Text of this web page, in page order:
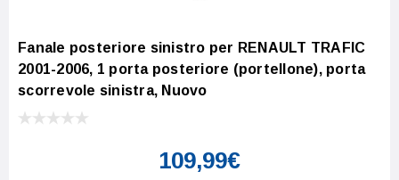
Fanale posteriore sinistro per RENAULT TRAFIC
2001-2006, 1 porta posteriore (portellone), porta
scorrevole sinistra, Nuovo
109,99€